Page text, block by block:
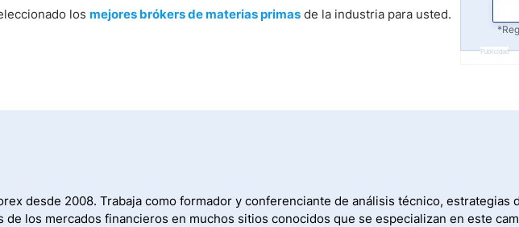
los mejores brókers de materias primas de la industria para usted.
Publicidad
desde 2008. Trabaja como formador y conferenciante de análisis técnico, estrategias
los mercados financieros en muchos sitios conocidos que se especializan en este